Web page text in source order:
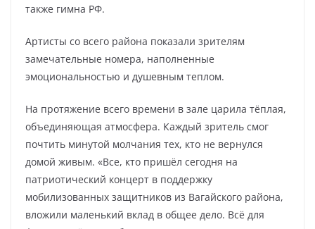
также гимна РФ.
Артисты со всего района показали зрителям
замечательные номера, наполненные
эмоциональностью и душевным теплом.
На протяжение всего времени в зале царила тёплая,
объединяющая атмосфера. Каждый зритель смог
почтить минутой молчания тех, кто не вернулся
домой живым. «Все, кто пришёл сегодня на
патриотический концерт в поддержку
мобилизованных защитников из Вагайского района,
вложили маленький вклад в общее дело. Всё для